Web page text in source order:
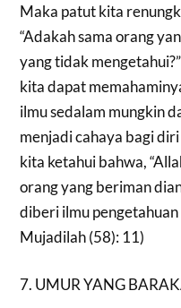
Maka patut kita
“Adakah sama orang
yang tidak
kita dapat
ilmu sedalam mungkin
menjadi cahaya bagi
kita ketahui bahwa,
orang yang beriman
diberi ilmu
Mujadilah (58): 11)
7. UMUR YANG